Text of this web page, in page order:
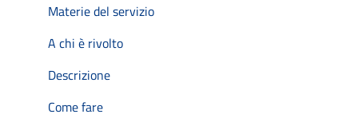
Materie del servizio
A chi è rivolto
Descrizione
Come fare